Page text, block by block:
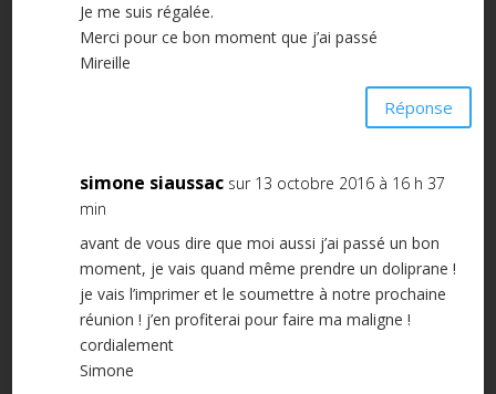
Je me suis régalée.
Merci pour ce bon moment que j’ai passé
Mireille
Réponse
simone siaussac sur 13 octobre 2016 à 16 h 37
min
avant de vous dire que moi aussi j’ai passé un bon
moment, je vais quand même prendre un doliprane !
je vais l’imprimer et le soumettre à notre prochaine
réunion ! j’en profiterai pour faire ma maligne !
cordialement
Simone